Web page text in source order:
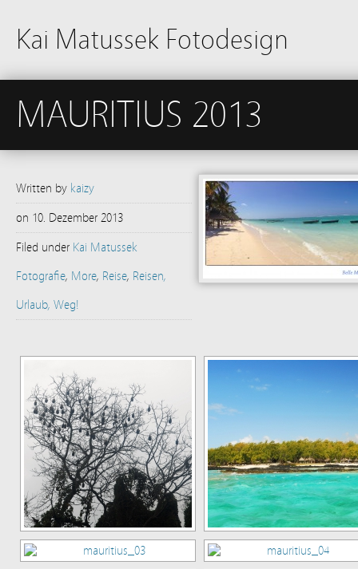
Kai Matussek Fotodesign
MAURITIUS 2013
Written by kaizy
on 10. Dezember 2013
Filed under Kai Matussek
Fotografie, More, Reise, Reisen,
Urlaub, Weg!